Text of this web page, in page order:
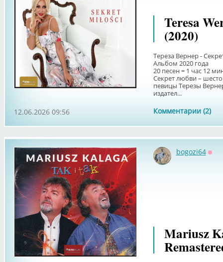
Teresa
(2020)
Тереза Вернер -
Альбом 2020 года
20 песен = 1 час 12
Секрет любви –
певицы Терезы
издател...
Комментарии (2)
12.06.2026 09:56
bogozi64
Mariusz